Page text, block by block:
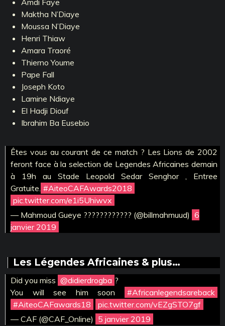
Amdi Faye
Maktha N’Diaye
Moussa N’Diaye
Henri Thiaw
Amara Traoré
Thierno Youme
Pape Fall
Joseph Koto
Lamine Ndiaye
El Hadji Diouf
Ibrahim Ba Eusebio
Êtes vous au courant de ce match ? Les Lions de 2002
feront face à la selection de Legendes Africaines demain
à 19h au Stade Leopold Sedar Senghor , Entree
Gratuite. #AiteoCAFAwards2018
pic.twitter.com/e1i5Uhiwvx
— Mahmoud Gueye ???????????? (@billmahmuud) 6
janvier 2019
Les Légendes Africaines & plus…
Did you miss @didierdrogba ?
You will see him soon
#Africanlegendsareback
#AiteoCAFawards18
pic.twitter.com/vEZgSTO7gf
— CAF (@CAF_Online) 5 janvier 2019